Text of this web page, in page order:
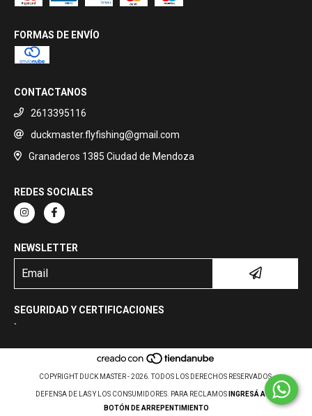
FORMAS DE ENVÍO
CONTACTANOS
2613395116
duckmaster.flyfishing@gmail.com
Granaderos 1385 Ciudad de Mendoza
REDES SOCIALES
NEWSLETTER
SEGURIDAD Y CERTIFICACIONES
`
COPYRIGHT DUCK MASTER - 2026. TODOS LOS DERECHOS RESERVADOS.
DEFENSA DE LAS Y LOS CONSUMIDORES. PARA RECLAMOS
INGRESÁ ACÁ.
BOTÓN DE ARREPENTIMIENTO